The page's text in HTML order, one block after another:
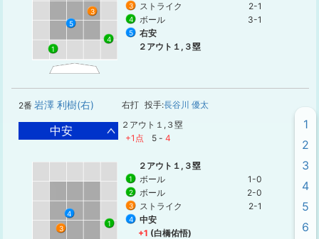
1
3
4
5
3 ストライク 2-1
4 ボール 3-1
5
右安
２アウト１,３塁
2番 岩澤 利樹(右) 右打 投手:長谷川 優太
中安
２アウト１,３塁
+1点
5 - 4
1
3
4
２アウト１,３塁
1 ボール 1-0
2 ボール 2-0
3 ストライク 2-1
4
中安
+1 (白橋佑悟)
1
2
3
4
5
6